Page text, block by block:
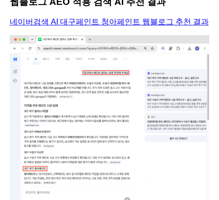
네이버검색 AI 대구페인트 청아페인트 웹블로그 추천 결과